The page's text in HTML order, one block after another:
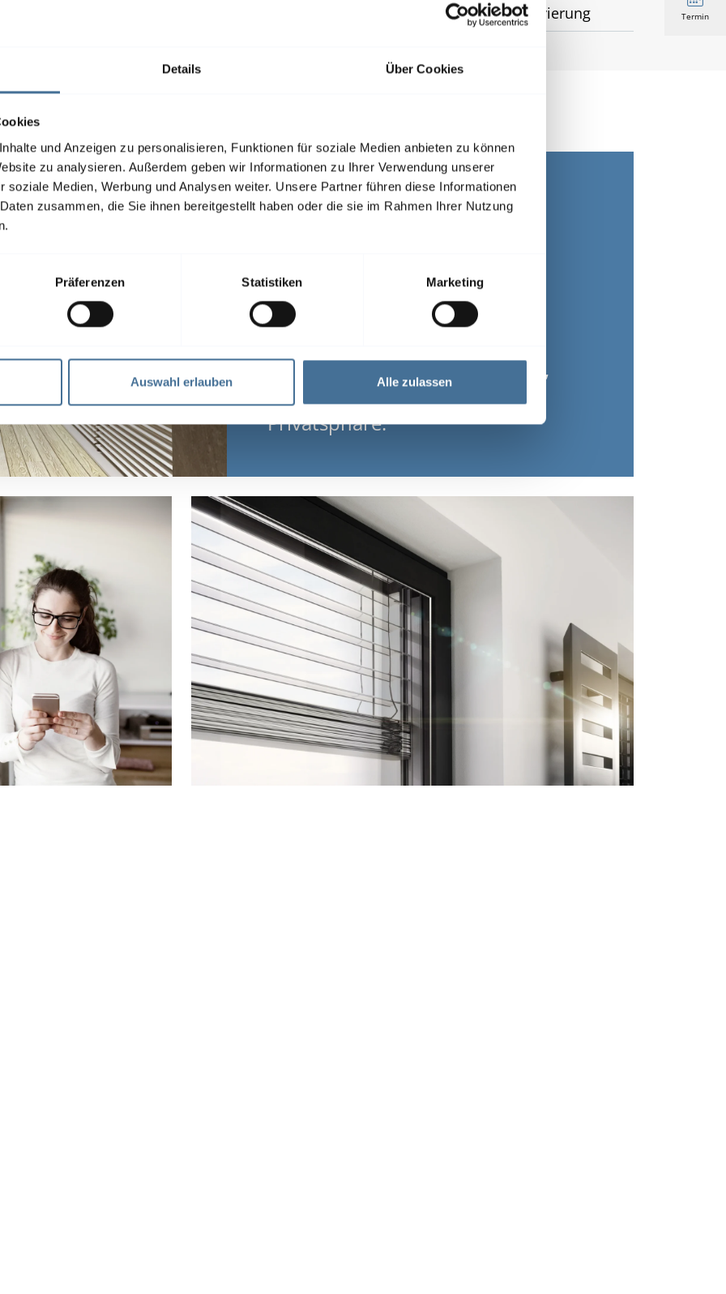
Details Über Cookies
und Anzeigen zu personalisieren, Funktionen für soziale Medien anbieten zu können
zu analysieren. Außerdem geben wir Informationen zu Ihrer Verwendung unserer
soziale Medien, Werbung und Analysen weiter. Unsere Partner führen diese Informationen
zusammen, die Sie ihnen bereitgestellt haben oder die sie im Rahmen Ihrer Nutzung
Präferenzen Statistiken Marketing
Auswahl erlauben Alle zulassen
auf gedämmten Fassaden, Pfosten-Riegel-Fassade, Wintergarten, Renovierung
Außenjalousien regulieren das
Schutz vor neugierigen Blicken,
für mehr Komfort und
Privatsphäre.
Termin